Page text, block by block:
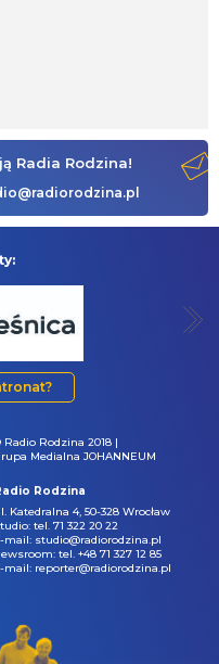
Radia Rodzina!
Radio Rodzina 2018 |
Medialna JOHANNEUM
Rodzina
Katedralna 4, 50-328 Wrocław
tel. 71 322 20 22
mail: studio@radiorodzina.pl
tel. +48 71 327 12 85
mail: reporter@radiorodzina.pl